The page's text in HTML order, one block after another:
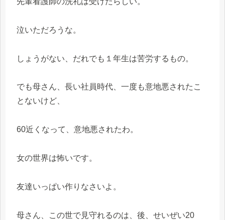
泣いただろうな。
しょうがない、だれでも１年生は苦労するもの。
でも母さん、長い社員時代、一度も意地悪されたこ
とないけど、
60近くなって、意地悪されたわ。
女の世界は怖いです。
友達いっぱい作りなさいよ。
母さん、この世で見守れるのは、後、せいぜい20